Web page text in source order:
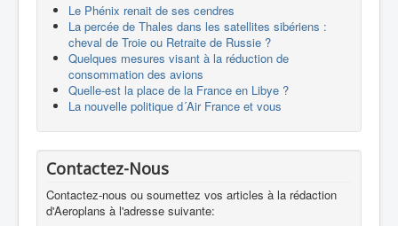
Le Phénix renait de ses cendres
La percée de Thales dans les satellites sibériens :
cheval de Troie ou Retraite de Russie ?
Quelques mesures visant à la réduction de
consommation des avions
Quelle-est la place de la France en Libye ?
La nouvelle politique d´Air France et vous
Contactez-Nous
Contactez-nous ou soumettez vos articles à la rédaction
d'Aeroplans à l'adresse suivante: